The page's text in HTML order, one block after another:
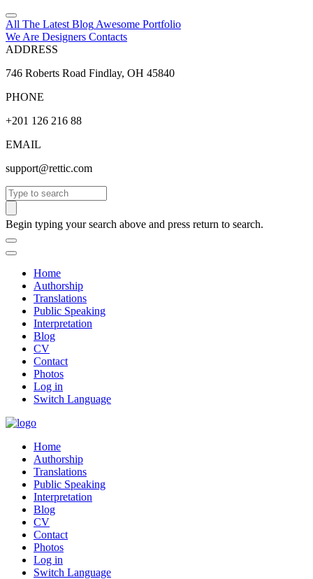
All The Latest Blog Awesome Portfolio
We Are Designers Contacts
ADDRESS
746 Roberts Road Findlay, OH 45840
PHONE
+201 126 216 88
EMAIL
support@rettic.com
Search
Begin typing your search above and press return to search.
Home
Authorship
Translations
Public Speaking
Interpretation
Blog
CV
Contact
Photos
Log in
Switch Language
Home
Authorship
Translations
Public Speaking
Interpretation
Blog
CV
Contact
Photos
Log in
Switch Language